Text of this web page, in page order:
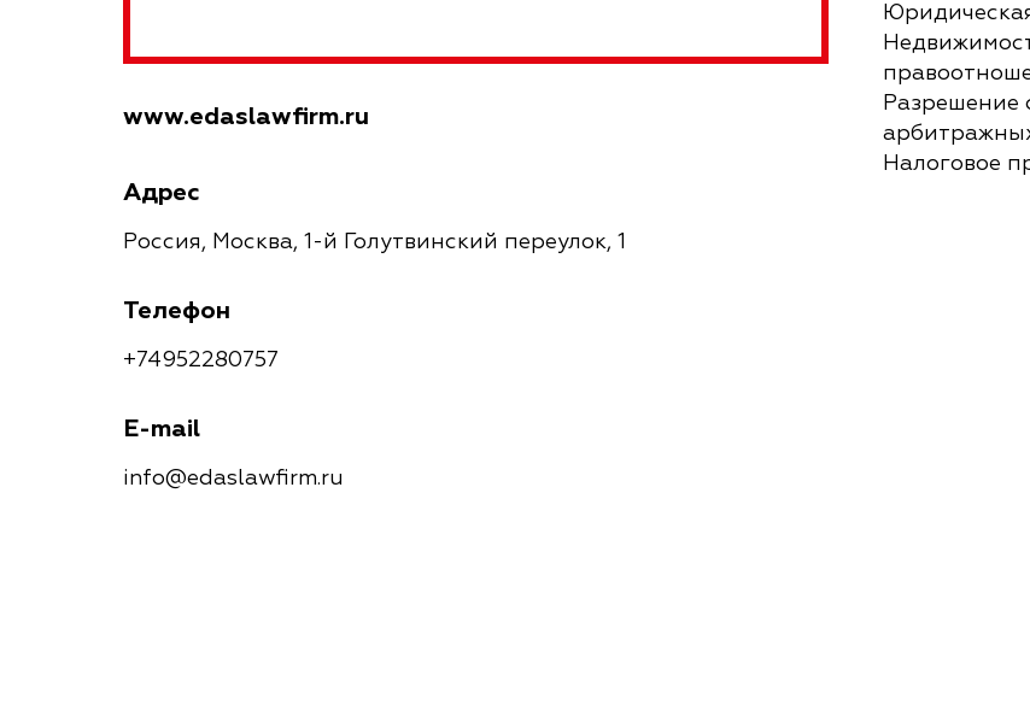
www.edaslawfirm.ru
Адрес
Россия, Москва, 1-й Голутвинский переулок, 1
Телефон
+74952280757
E-mail
info@edaslawfirm.ru
Разрешение
Налоговое